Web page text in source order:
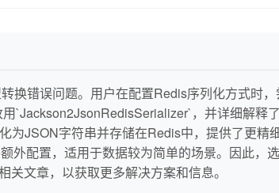
换错误问题。用户在配置Redis序列化方式时
`Jackson2JsonRedisSerializer`，并详细解释
JSON字符串并存储在Redis中，提供了更精
配置，适用于数据较为简单的场景。因此，
文章，以获取更多解决方案和信息。